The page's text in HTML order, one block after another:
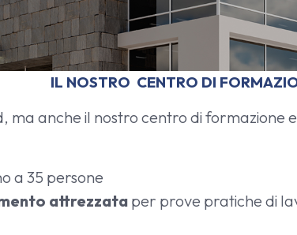
IL NOSTRO CENTRO DI
ma anche il nostro centro di
a 35 persone
attrezzata per prove pratiche di